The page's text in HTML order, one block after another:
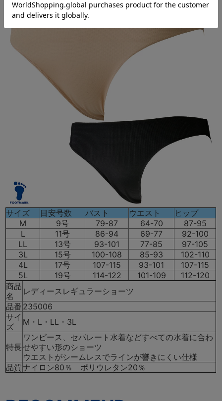
サイズ 目安号数 バスト ウエスト
ヒップ
M
9号 79-87 64-70
87-95
L
11号 86-94 69-77
92-100
LL
13号 93-101 77-85
97-105
3L
15号 100-108 85-93
102-110
4L
17号 107-115 93-101
107-115
5L
19号 114-122 101-109
112-120
商品
名
レディースレギュラーショーツ
品番 235006
サイ
ズ
M・L・LL・3L
特長
ワンピース、セパレート水着などすべての水着に合わ
せやすい形のショーツ
ウエストがシームレスでラインが響きにくい仕様
品質ナイロン80％ ポリウレタン20％